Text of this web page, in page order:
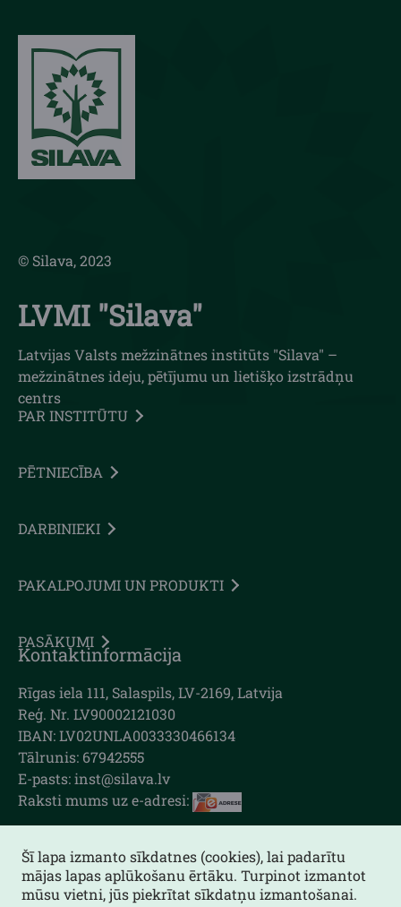
© Silava, 2023
LVMI "Silava"
Latvijas Valsts mežzinātnes institūts "Silava" –
mežzinātnes ideju, pētījumu un lietišķo izstrādņu
centrs
PAR INSTITŪTU
PĒTNIECĪBA
DARBINIEKI
PAKALPOJUMI UN PRODUKTI
PASĀKUMI
Kontaktinformācija
Rīgas iela 111, Salaspils, LV-2169, Latvija
Reģ. Nr. LV90002121030
IBAN: LV02UNLA0033330466134
Tālrunis: 67942555
E-pasts: inst@silava.lv
Raksti mums uz e-adresi:
Lapas karte
Šī lapa izmanto sīkdatnes (cookies), lai padarītu
mājas lapas aplūkošanu ērtāku. Turpinot izmantot
mūsu vietni, jūs piekrītat sīkdatņu izmantošanai.